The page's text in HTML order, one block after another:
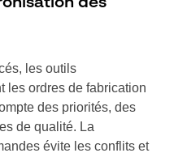
les outils
les ordres de fabrication
des priorités, des
de qualité. La
évite les conflits et